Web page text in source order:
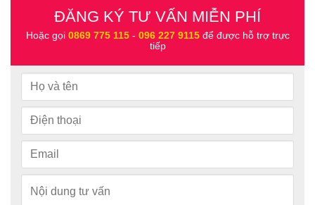
ĐĂNG KÝ TƯ VẤN MIỄN PHÍ
Hoặc gọi 0869 775 115- 096 227 9115 để được hỗ trợ trực
tiếp